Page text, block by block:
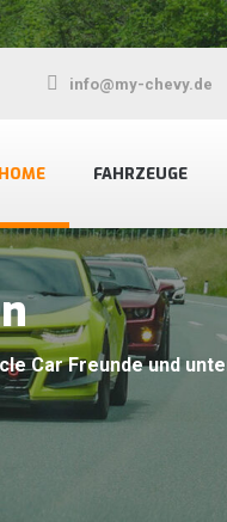
HOME FAHRZEUGE
info@my-chevy.de
Dodge RAM und
Wunschwagen –